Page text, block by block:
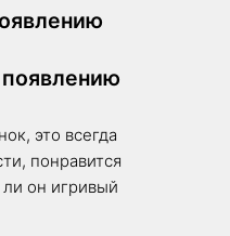
это всегда
понравится
он игривый